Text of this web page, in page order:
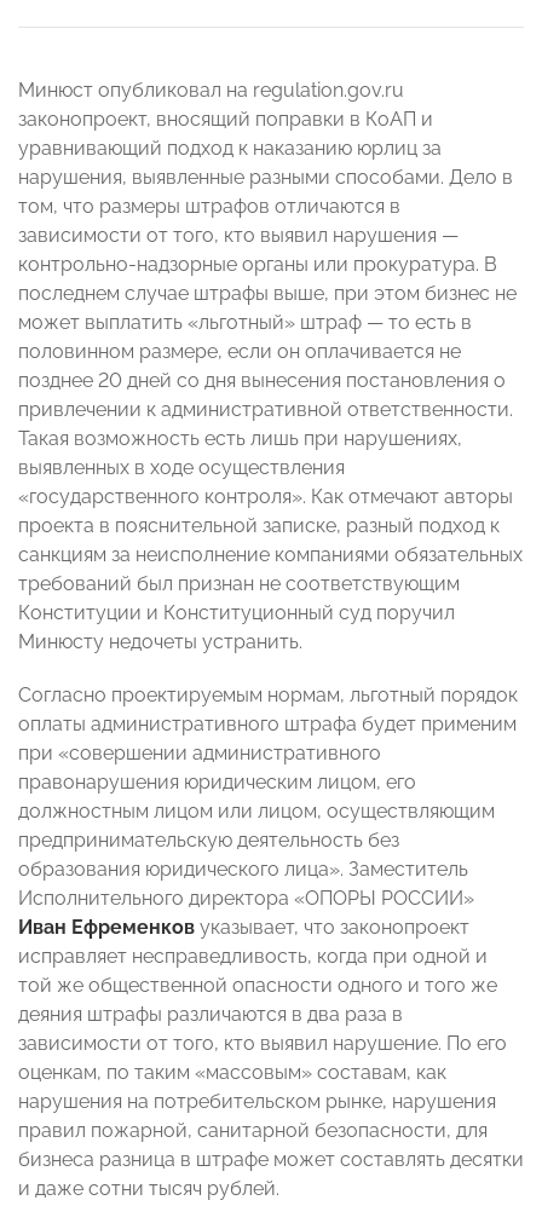
Минюст опубликовал на regulation.gov.ru
законопроект, вносящий поправки в КоАП и
уравнивающий подход к наказанию юрлиц за
нарушения, выявленные разными способами. Дело в
том, что размеры штрафов отличаются в
зависимости от того, кто выявил нарушения —
контрольно-надзорные органы или прокуратура. В
последнем случае штрафы выше, при этом бизнес не
может выплатить «льготный» штраф — то есть в
половинном размере, если он оплачивается не
позднее 20 дней со дня вынесения постановления о
привлечении к административной ответственности.
Такая возможность есть лишь при нарушениях,
выявленных в ходе осуществления
«государственного контроля». Как отмечают авторы
проекта в пояснительной записке, разный подход к
санкциям за неисполнение компаниями обязательных
требований был признан не соответствующим
Конституции и Конституционный суд поручил
Минюсту недочеты устранить.
Согласно проектируемым нормам, льготный порядок
оплаты административного штрафа будет применим
при «совершении административного
правонарушения юридическим лицом, его
должностным лицом или лицом, осуществляющим
предпринимательскую деятельность без
образования юридического лица». Заместитель
Исполнительного директора «ОПОРЫ РОССИИ»
Иван Ефременков указывает, что законопроект
исправляет несправедливость, когда при одной и
той же общественной опасности одного и того же
деяния штрафы различаются в два раза в
зависимости от того, кто выявил нарушение. По его
оценкам, по таким «массовым» составам, как
нарушения на потребительском рынке, нарушения
правил пожарной, санитарной безопасности, для
бизнеса разница в штрафе может составлять десятки
и даже сотни тысяч рублей.